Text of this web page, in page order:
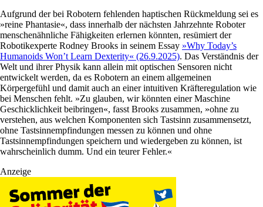
Aufgrund der bei Robotern fehlenden haptischen Rückmeldung sei es
»reine Phantasie«, dass innerhalb der nächsten Jahrzehnte Roboter
menschenähnliche Fähigkeiten erlernen könnten, resümiert der
Robotikexperte Rodney Brooks in seinem Essay »Why Today’s
Humanoids Won’t Learn Dexterity« (26.9.2025). Das Verständnis der
Welt und ihrer Physik kann allein mit optischen Sensoren nicht
entwickelt werden, da es Robotern an einem allgemeinen
Körpergefühl und damit auch an einer intuitiven Kräfteregulation wie
bei Menschen fehlt. »Zu glauben, wir könnten einer Maschine
Geschicklichkeit beibringen«, fasst Brooks zusammen, »ohne zu
verstehen, aus welchen Komponenten sich Tastsinn zusammensetzt,
ohne Tastsinnempfindungen messen zu können und ohne
Tastsinnempfindungen speichern und wiedergeben zu können, ist
wahrscheinlich dumm. Und ein teurer Fehler.«
Anzeige